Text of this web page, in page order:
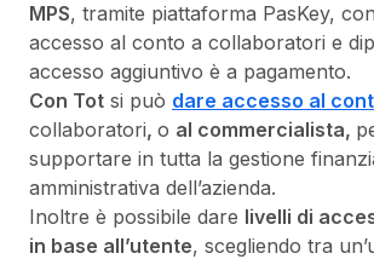
MPS, tramite piattaforma PasKey,
accesso al conto a collaboratori e
accesso aggiuntivo è a pagamento.
Con Tot si può dare accesso al
collaboratori, o al commercialista,
supportare in tutta la gestione
amministrativa dell’azienda.
Inoltre è possibile dare livelli di
in base all’utente, scegliendo tra